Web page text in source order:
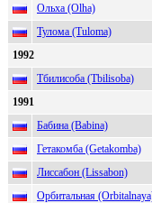
Ольха (Olha)
Тулома (Tuloma)
1992
Тбилисоба (Tbilisoba)
1991
Бабина (Babina)
Гетакомба (Getakomba)
Лиссабон (Lissabon)
Орбитальная